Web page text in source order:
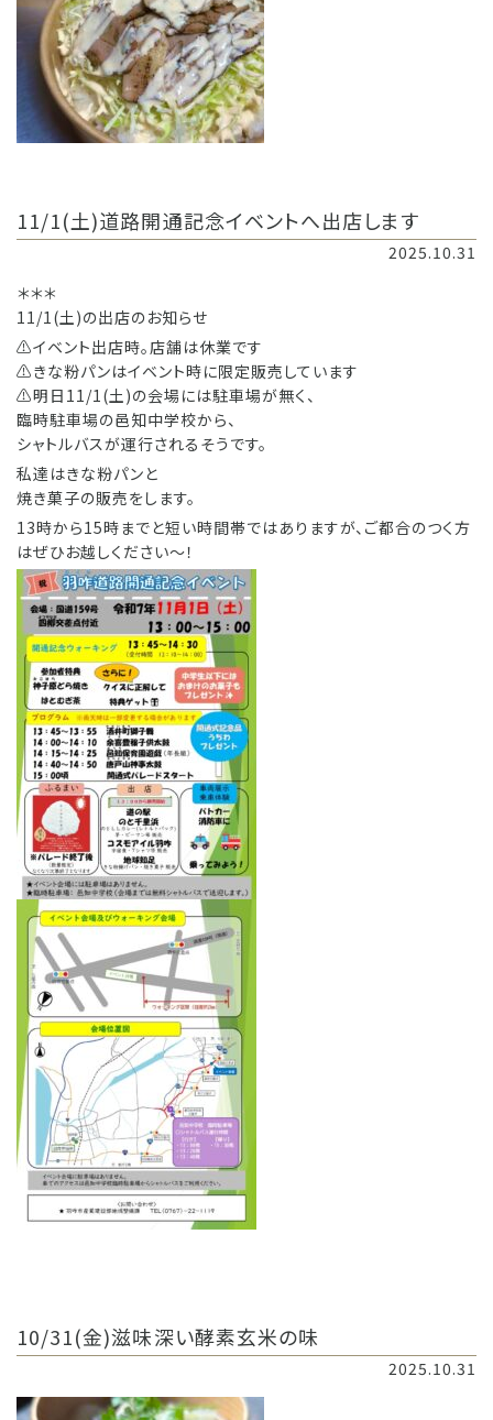
11/1(土)道路開通記念イベントへ出店します
2025.10.31
＊＊＊
11/1(土)の出店のお知らせ
⚠️イベント出店時。店舗は休業です
⚠️きな粉パンはイベント時に限定販売しています
⚠️明日11/1(土)の会場には駐車場が無く、
臨時駐車場の邑知中学校から、
シャトルバスが運行されるそうです。
私達はきな粉パンと
焼き菓子の販売をします。
13時から15時までと短い時間帯ではありますが、ご都合のつく方
はぜひお越しください〜！
10/31(金)滋味深い酵素玄米の味
2025.10.31